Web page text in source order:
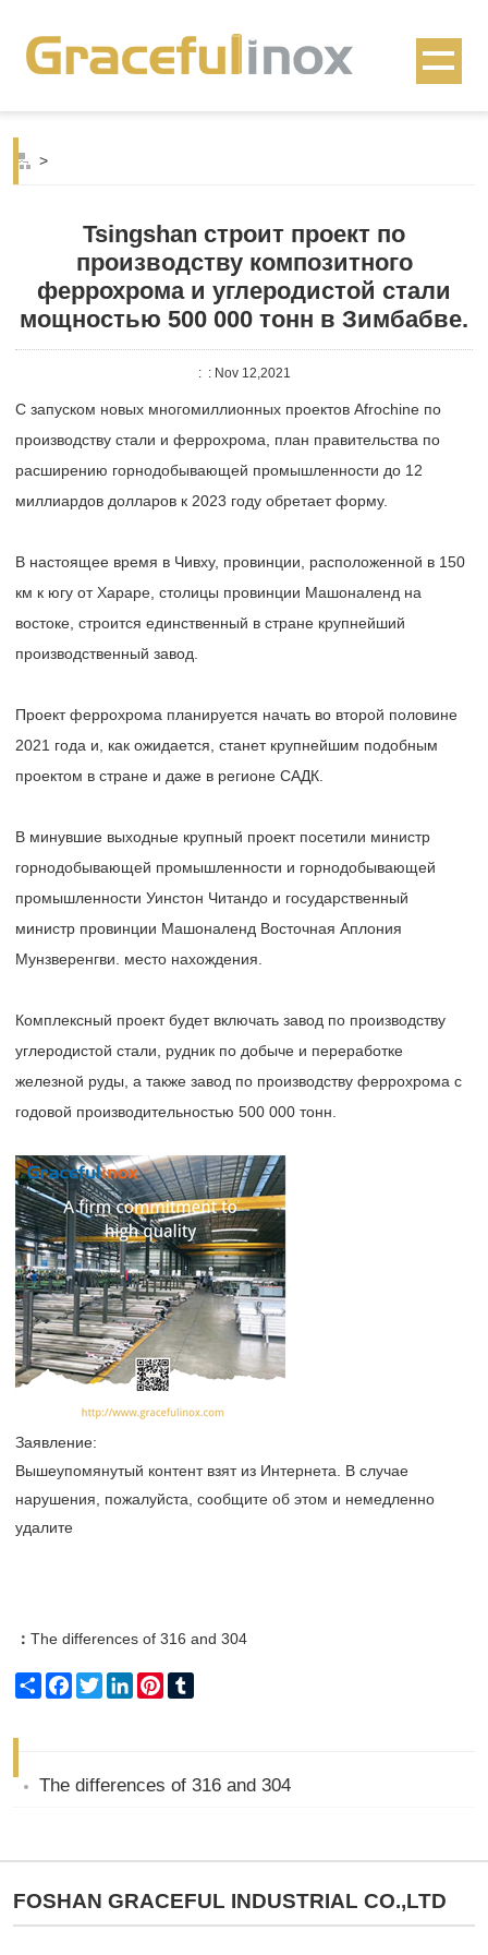
>
Tsingshan строит проект по
производству композитного
феррохрома и углеродистой стали
мощностью 500 000 тонн в Зимбабве.
:: Nov 12,2021
С запуском новых многомиллионных проектов Afrochine по
производству стали и феррохрома, план правительства по
расширению горнодобывающей промышленности до 12
миллиардов долларов к 2023 году обретает форму.
В настоящее время в Чивху, провинции, расположенной в 150
км к югу от Хараре, столицы провинции Машоналенд на
востоке, строится единственный в стране крупнейший
производственный завод.
Проект феррохрома планируется начать во второй половине
2021 года и, как ожидается, станет крупнейшим подобным
проектом в стране и даже в регионе САДК.
В минувшие выходные крупный проект посетили министр
горнодобывающей промышленности и горнодобывающей
промышленности Уинстон Читандо и государственный
министр провинции Машоналенд Восточная Аплония
Мунзверенгви. место нахождения.
Комплексный проект будет включать завод по производству
углеродистой стали, рудник по добыче и переработке
железной руды, а также завод по производству феррохрома с
годовой производительностью 500 000 тонн.
Заявление:
Вышеупомянутый контент взят из Интернета. В случае
нарушения, пожалуйста, сообщите об этом и немедленно
удалите
：The differences of 316 and 304
ShareFacebookTwitterLinkedInPinterest
The differences of 316 and 304
FOSHAN GRACEFUL INDUSTRIAL CO.,LTD